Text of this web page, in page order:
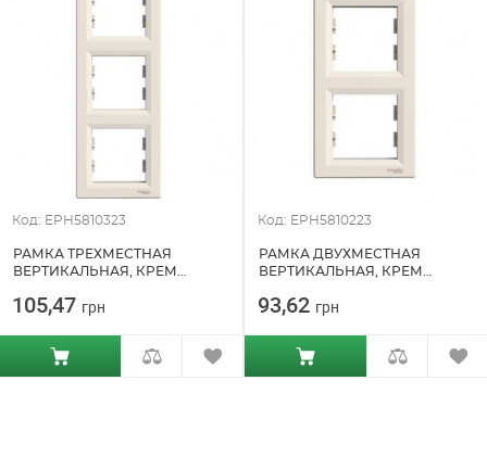
Код: EPH5810323
РАМКА ТРЕХМЕСТНАЯ
ВЕРТИКАЛЬНАЯ, КРЕМ
(EPH5810323)
105,47 грн
Код: EPH5810223
РАМКА ДВУХМЕСТНАЯ
ВЕРТИКАЛЬНАЯ, КРЕМ
(EPH5810223)
93,62 грн